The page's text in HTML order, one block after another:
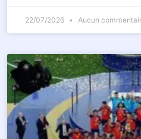
22/07/2026 Aucun